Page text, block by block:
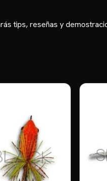
tips, reseñas y